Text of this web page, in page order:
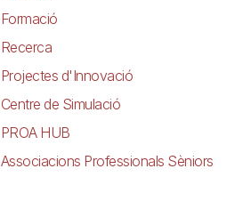
Formació
Recerca
Projectes d'Innovació
Centre de Simulació
PROA HUB
Associacions Professionals Sèniors